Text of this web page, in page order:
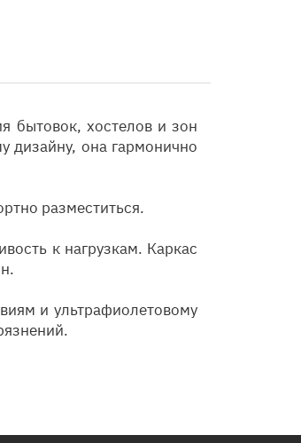
бытовок, хостелов и зон
дизайну, она гармонично
разместиться.
к нагрузкам. Каркас
и ультрафиолетовому